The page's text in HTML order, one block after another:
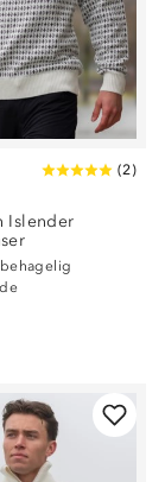
(2)
Islender